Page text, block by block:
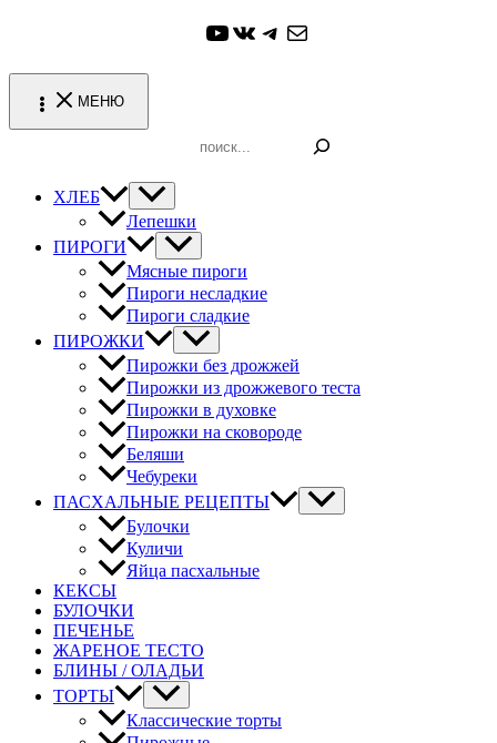
YouTube
ВКонтакте
Telegram
Почта
МЕНЮ
ХЛЕБ
Лепешки
ПИРОГИ
Мясные пироги
Пироги несладкие
Пироги сладкие
ПИРОЖКИ
Пирожки без дрожжей
Пирожки из дрожжевого теста
Пирожки в духовке
Пирожки на сковороде
Беляши
Чебуреки
ПАСХАЛЬНЫЕ РЕЦЕПТЫ
Булочки
Куличи
Яйца пасхальные
КЕКСЫ
БУЛОЧКИ
ПЕЧЕНЬЕ
ЖАРЕНОЕ ТЕСТО
БЛИНЫ / ОЛАДЬИ
ТОРТЫ
Классические торты